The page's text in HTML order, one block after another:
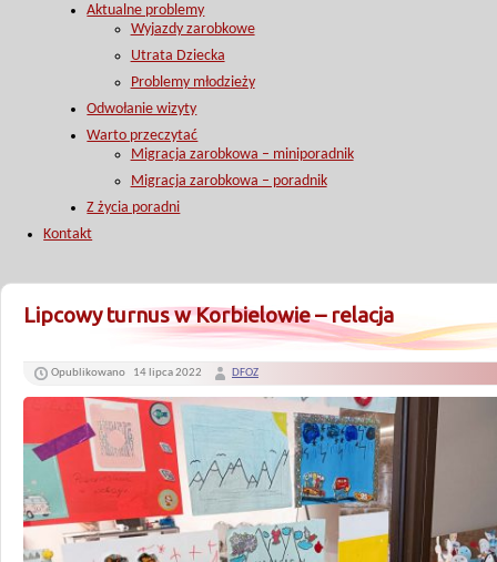
Aktualne problemy
Wyjazdy zarobkowe
Utrata Dziecka
Problemy młodzieży
Odwołanie wizyty
Warto przeczytać
Migracja zarobkowa – miniporadnik
Migracja zarobkowa – poradnik
Z życia poradni
Kontakt
Lipcowy turnus w Korbielowie – relacja
Opublikowano 14 lipca 2022 DFOZ